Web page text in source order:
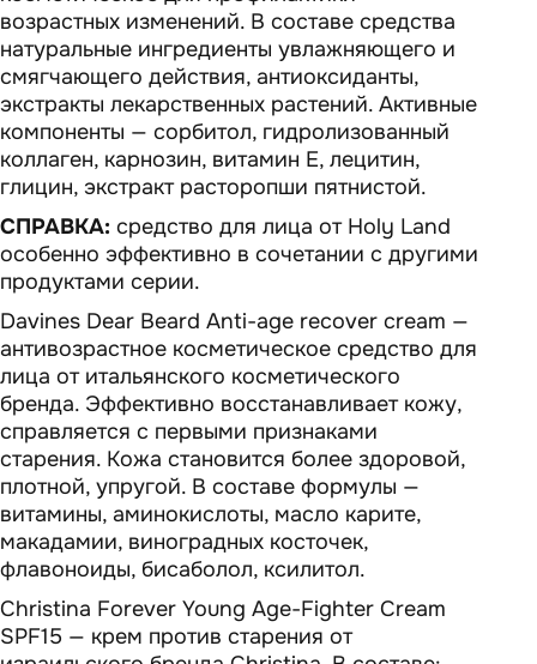
возрастных изменений. В составе средства
натуральные ингредиенты увлажняющего и
смягчающего действия, антиоксиданты,
экстракты лекарственных растений. Активные
компоненты — сорбитол, гидролизованный
коллаген, карнозин, витамин Е, лецитин,
глицин, экстракт расторопши пятнистой.
СПРАВКА: средство для лица от Holy Land
особенно эффективно в сочетании с другими
продуктами серии.
Davines Dear Beard Anti-age recover cream —
антивозрастное косметическое средство для
лица от итальянского косметического
бренда. Эффективно восстанавливает кожу,
справляется с первыми признаками
старения. Кожа становится более здоровой,
плотной, упругой. В составе формулы —
витамины, аминокислоты, масло карите,
макадамии, виноградных косточек,
флавоноиды, бисаболол, ксилитол.
Christina Forever Young Age-Fighter Cream
SPF15 — крем против старения от